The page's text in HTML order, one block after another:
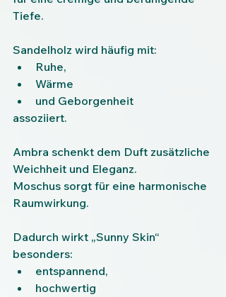
Tiefe.
Sandelholz wird häufig mit:
Ruhe,
Wärme
und Geborgenheit
assoziiert.
Ambra schenkt dem Duft zusätzliche
Weichheit und Eleganz.
Moschus sorgt für eine harmonische
Raumwirkung.
Dadurch wirkt „Sunny Skin“
besonders:
entspannend,
hochwertig